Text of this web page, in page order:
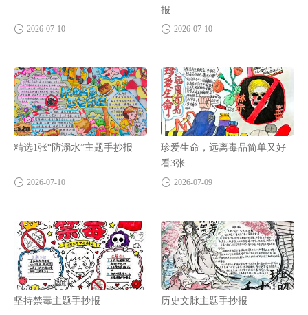
2026-07-10
报
2026-07-10
精选1张“防溺水”主题手抄报
2026-07-10
珍爱生命，远离毒品简单又好
看3张
2026-07-09
坚持禁毒主题手抄报 历史文脉主题手抄报